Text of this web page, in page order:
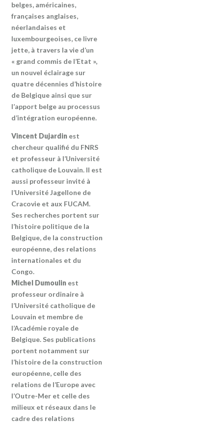
belges, américaines,
françaises anglaises,
néerlandaises et
luxembourgeoises, ce livre
jette, à travers la vie d’un
« grand commis de l’Etat »,
un nouvel éclairage sur
quatre décennies d’histoire
de Belgique ainsi que sur
l’apport belge au processus
d’intégration européenne.
Vincent Dujardinest
chercheur qualifié du FNRS
et professeur à l’Université
catholique de Louvain. Il est
aussi professeur invité à
l’Université Jagellone de
Cracovie et aux FUCAM.
Ses recherches portent sur
l’histoire politique de la
Belgique, de la construction
européenne, des relations
internationales et du
Congo.
Michel Dumoulinest
professeur ordinaire à
l’Université catholique de
Louvain et membre de
l’Académie royale de
Belgique. Ses publications
portent notamment sur
l’histoire de la construction
européenne, celle des
relations de l’Europe avec
l’Outre-Mer et celle des
milieux et réseaux dans le
cadre des relations